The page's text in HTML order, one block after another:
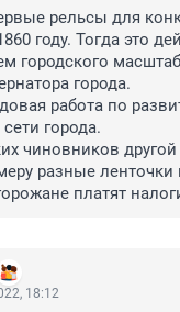
рельсы для
году. Тогда это
городского
города.
работа по
города.
чиновников
разные ленточки
платят
18:12